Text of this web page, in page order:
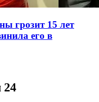
грозит 15 лет
его в
24